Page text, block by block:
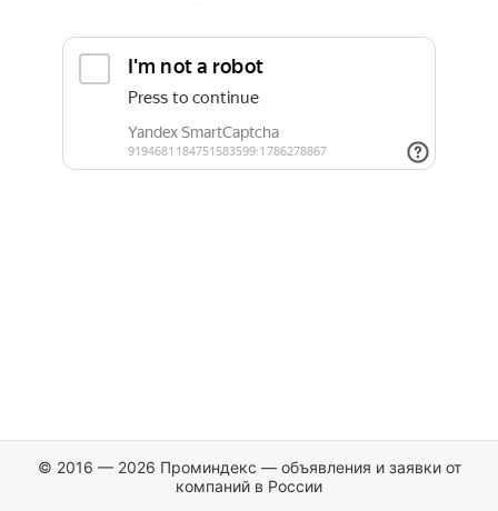
© 2016 — 2026 Проминдекс — объявления и заявки от
компаний в России